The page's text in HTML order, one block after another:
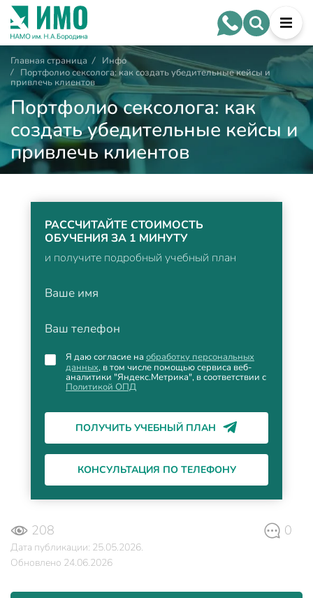
Главная страница /
Инфо
/
Портфолио сексолога: как создать убедительные кейсы и
привлечь клиентов
Портфолио сексолога: как
создать убедительные кейсы и
привлечь клиентов
208 0
Дата публикации: 25.05.2026.
Обновлено 24.06.2026
РАССЧИТАЙТЕ СТОИМОСТЬ
ОБУЧЕНИЯ ЗА 1 МИНУТУ
и получите подробный учебный план
Ваше имя
Ваш телефон
Я даю согласие на обработку персональных
данных, в том числе помощью сервиса веб-
аналитики "Яндекс.Метрика", в соответствии с
Политикой ОПД
ПОЛУЧИТЬ УЧЕБНЫЙ ПЛАН
КОНСУЛЬТАЦИЯ ПО ТЕЛЕФОНУ